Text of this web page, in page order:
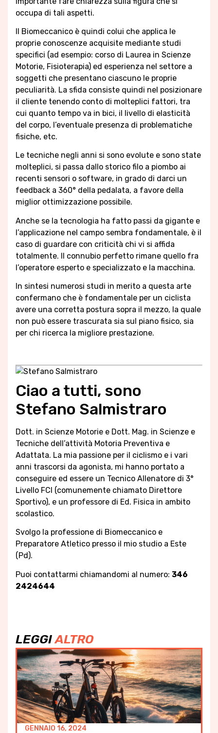
LEGGIALTRO
GENNAIO 16, 2024
occupa di tali aspetti.
Il Biomeccanico è quindi colui che applica le
proprie conoscenze acquisite mediante studi
specifici (ad esempio: corso di Laurea in Scienze
Motorie, Fisioterapia) ed esperienza nel settore a
soggetti che presentano ciascuno le proprie
peculiarità. La sfida consiste quindi nel posizionare
il cliente tenendo conto di molteplici fattori, tra
cui quanto tempo va in bici, il livello di elasticità
del corpo, l’eventuale presenza di problematiche
fisiche, etc.
Le tecniche negli anni si sono evolute e sono state
molteplici, si passa dallo storico filo a piombo ai
recenti sensori o software, in grado di darci un
feedback a 360° della pedalata, a favore della
miglior ottimizzazione possibile.
Anche se la tecnologia ha fatto passi da gigante e
l’applicazione nel campo sembra fondamentale, è il
caso di guardare con criticità chi vi si affida
totalmente. Il connubio perfetto rimane quello fra
l’operatore esperto e specializzato e la macchina.
In sintesi numerosi studi in merito a questa arte
confermano che è fondamentale per un ciclista
avere una corretta postura sopra il mezzo, la quale
non può essere trascurata sia sul piano fisico, sia
per chi ricerca la migliore prestazione.
Ciao a tutti, sono
Stefano Salmistraro
Dott. in Scienze Motorie e Dott. Mag. in Scienze e
Tecniche dell’attività Motoria Preventiva e
Adattata. La mia passione per il ciclismo e i vari
anni trascorsi da agonista, mi hanno portato a
conseguire ed essere un Tecnico Allenatore di 3°
Livello FCI (comunemente chiamato Direttore
Sportivo), e un professore di Ed. Fisica in ambito
scolastico.
Svolgo la professione di Biomeccanico e
Preparatore Atletico presso il mio studio a Este
(Pd).
Puoi contattarmi chiamandomi al numero: 346
2424644